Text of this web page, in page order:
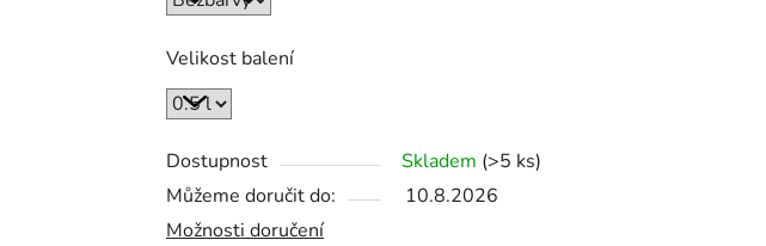
Velikost balení
Dostupnost Skladem (>5 ks)
Můžeme doručit do:
10.8.2026
Možnosti doručení